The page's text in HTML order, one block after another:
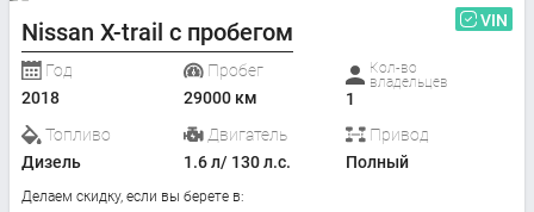
Nissan X-trail с пробегом VIN
Год
2018
Пробег
29000 км
Кол-во
владельцев
1
Топливо
Дизель
Двигатель
1.6 л/ 130 л.с.
Привод
Полный
Делаем скидку, если вы берете в: